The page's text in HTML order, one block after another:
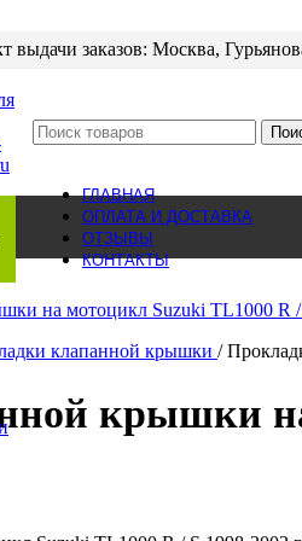
выдачи заказов: Москва,
ГЛАВНАЯ
ОПЛАТА И ДОСТАВКА
ОТЗЫВЫ
КОНТАКТЫ
клапанной крышки /
крышки